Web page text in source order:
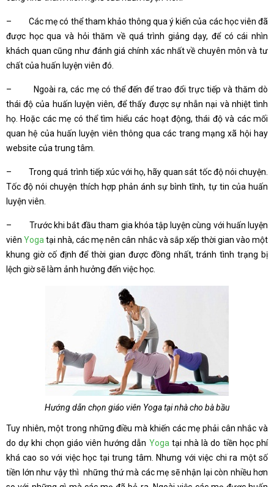
– Các mẹ có thể tham khảo thông qua ý kiến của các học viên đã
được học qua và hỏi thăm về quá trình giảng dạy, để có cái nhìn
khách quan cũng như đánh giá chính xác nhất về chuyên môn và tư
chất của huấn luyện viên đó.
– Ngoài ra, các mẹ có thể đến để trao đổi trực tiếp và thăm dò
thái độ của huấn luyện viên, để thấy được sự nhẫn nại và nhiệt tình
họ. Hoặc các mẹ có thể tìm hiểu các hoạt động, thái độ và các mối
quan hệ của huấn luyện viên thông qua các trang mạng xã hội hay
website của trung tâm.
– Trong quá trình tiếp xúc với họ, hãy quan sát tốc độ nói chuyện.
Tốc độ nói chuyện thích hợp phản ánh sự bình tĩnh, tự tin của huấn
luyện viên.
– Trước khi bắt đầu tham gia khóa tập luyện cùng với huấn luyện
viênYoga tại nhà, các mẹ nên cân nhắc và sắp xếp thời gian vào một
khung giờ cố định để thời gian được đồng nhất, tránh tình trạng bị
lệch giờ sẽ làm ảnh hưởng đến việc học.
Hướng dẫn chọn giáo viên Yoga tại nhà cho bà bầu
Tuy nhiên, một trong những điều mà khiến các mẹ phải cân nhắc và
do dự khi chọn giáo viên hướng dẫn Yoga tại nhà là do tiền học phí
khá cao so với việc học tại trung tâm. Nhưng với việc chi ra một số
tiền lớn như vậy thì những thứ mà các mẹ sẽ nhận lại còn nhiều hơn